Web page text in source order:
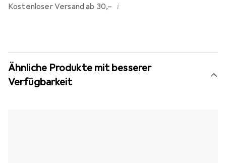
Kostenloser Versand ab 30,– i
Ähnliche Produkte mit besserer
Verfügbarkeit